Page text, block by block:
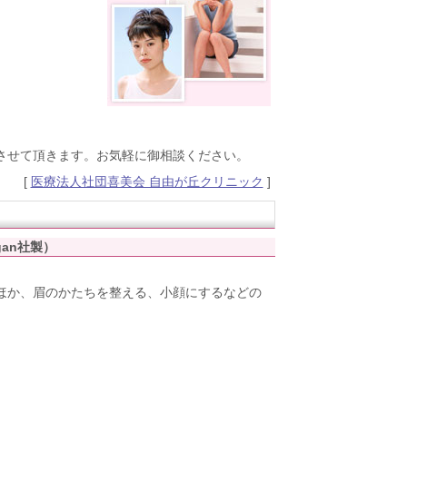
て頂きます。お気軽に御相談ください。
[ 医療法人社団喜美会 自由が丘クリニック ]
社製）
、眉のかたちを整える、小顔にするなどの